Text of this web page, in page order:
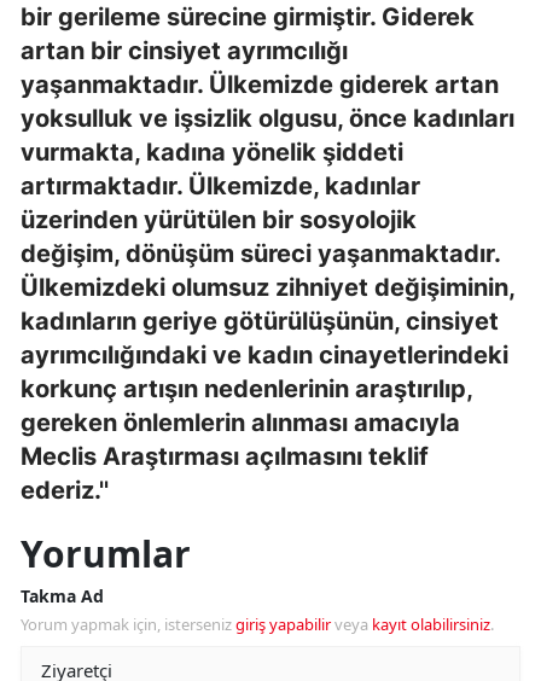
bir gerileme sürecine girmiştir. Giderek
artan bir cinsiyet ayrımcılığı
yaşanmaktadır. Ülkemizde giderek artan
yoksulluk ve işsizlik olgusu, önce kadınları
vurmakta, kadına yönelik şiddeti
artırmaktadır. Ülkemizde, kadınlar
üzerinden yürütülen bir sosyolojik
değişim, dönüşüm süreci yaşanmaktadır.
Ülkemizdeki olumsuz zihniyet değişiminin,
kadınların geriye götürülüşünün, cinsiyet
ayrımcılığındaki ve kadın cinayetlerindeki
korkunç artışın nedenlerinin araştırılıp,
gereken önlemlerin alınması amacıyla
Meclis Araştırması açılmasını teklif
ederiz.''
Yorumlar
Takma Ad
Yorum yapmak için, istersenizgiriş yapabilirveya kayıt olabilirsiniz.